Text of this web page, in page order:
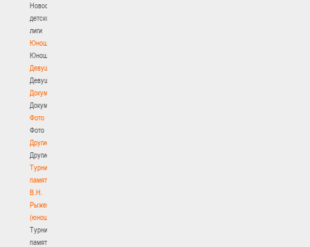
Новости
детской
лиги
Юноши
Юноши
Девушки
Девушки
Документы
Документы
Фото
Фото
Другие
Другие
Турнир
памяти
В.Н.
Рыженкова
(юноши)
Турнир
памяти